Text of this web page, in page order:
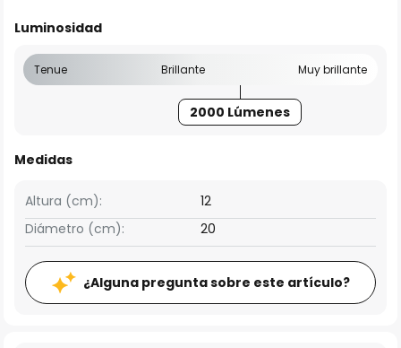
Luminosidad
Tenue Brillante Muy brillante
2000 Lúmenes
Medidas
Altura (cm):
12
Diámetro (cm):
20
¿Alguna pregunta sobre este artículo?